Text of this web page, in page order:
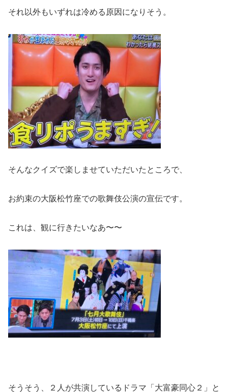
それ以外もいずれは冷める原因になりそう。
そんなクイズで楽しませていただいたところで、
お約束の大阪松竹座での歌舞伎公演の宣伝です。
これは、観に行きたいなあ〜〜
そうそう、２人が共演しているドラマ「大富豪同心２」と